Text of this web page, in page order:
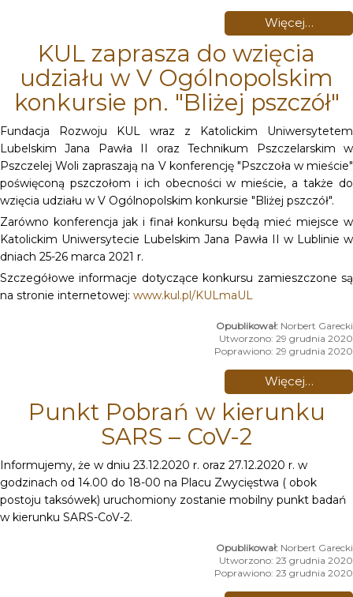
Więcej…
KUL zaprasza do wzięcia
udziału w V Ogólnopolskim
konkursie pn. "Bliżej pszczół"
Fundacja Rozwoju KUL wraz z Katolickim Uniwersytetem
Lubelskim Jana Pawła II oraz Technikum Pszczelarskim w
Pszczelej Woli zapraszają na V konferencję "Pszczoła w mieście"
poświęconą pszczołom i ich obecności w mieście, a także do
wzięcia udziału w V Ogólnopolskim konkursie "Bliżej pszczół".
Zarówno konferencja jak i finał konkursu będą mieć miejsce w
Katolickim Uniwersytecie Lubelskim Jana Pawła II w Lublinie w
dniach 25-26 marca 2021 r.
Szczegółowe informacje dotyczące konkursu zamieszczone są
na stronie internetowej: www.kul.pl/KULmaUL
Norbert Garecki
Utworzono: 29 grudnia 2020
Poprawiono: 29 grudnia 2020
Więcej…
Punkt Pobrań w kierunku
SARS – CoV-2
Informujemy, że w dniu 23.12.2020 r. oraz 27.12.2020 r. w
godzinach od 14.00 do 18-00 na Placu Zwycięstwa ( obok
postoju taksówek) uruchomiony zostanie mobilny punkt badań
w kierunku SARS-CoV-2.
Norbert Garecki
Utworzono: 23 grudnia 2020
Poprawiono: 23 grudnia 2020